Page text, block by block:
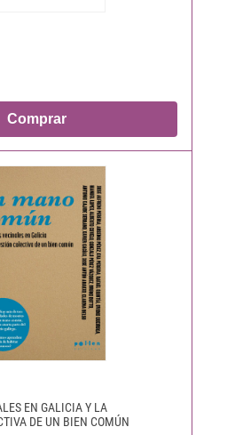
Comprar
EN GALICIA Y LA
DE UN BIEN COMÚN